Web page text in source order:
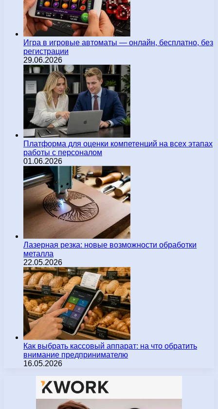
Игра в игровые автоматы — онлайн, бесплатно, без
регистрации
29.06.2026
Платформа для оценки компетенций на всех этапах
работы с персоналом
01.06.2026
Лазерная резка: новые возможности обработки
металла
22.05.2026
Как выбрать кассовый аппарат: на что обратить
внимание предпринимателю
16.05.2026